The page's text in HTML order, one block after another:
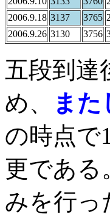
2006.9.18 3137 3765 2
2006.9.26 3130 3756
五段到達
め、
ま
の時点で
更である
みを行っ